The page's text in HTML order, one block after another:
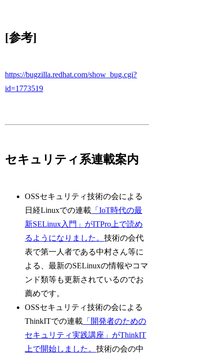
[参考]
https://bugzilla.redhat.com/show_bug.cgi?
id=1773519
セキュリティ系連載案内
OSSセキュリティ技術の会による
日経Linuxでの連載 「IoT時代の最
新SELinux入門」がITPro上で読め
るようになりました。技術の会代
表で第一人者である中村さん等に
よる、最新のSELinuxの情報やコマ
ンド類等も更新されているのでお
薦めです。
OSSセキュリティ技術の会による
ThinkITでの連載 「開発者のための
セキュリティ実践講座」がThinkIT
上で開始しました。技術の会の中